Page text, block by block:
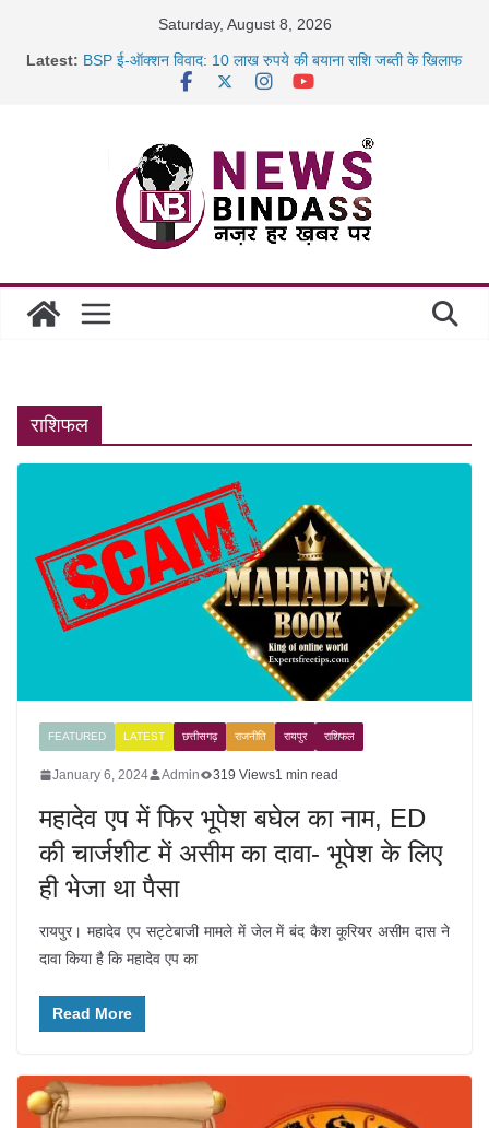
Saturday, August 8, 2026
Latest: BSP ई-ऑक्शन विवाद: 10 लाख रुपये की बयाना राशि जब्ती के खिलाफ
साइबर ठगी पर दुर्ग पुलिस का बड़ा एक्शन: 13 म्यूल बैंक खाताधारक
गिरफ्तार
राशिफल
FEATURED LATEST छत्तीसगढ़ राजनीति रायपुर राशिफल
January 6, 2024 Admin 319 Views1 min read
महादेव एप में फिर भूपेश बघेल का नाम, ED
की चार्जशीट में असीम का दावा- भूपेश के लिए
ही भेजा था पैसा
रायपुर। महादेव एप सट्टेबाजी मामले में जेल में बंद कैश कूरियर असीम दास ने
दावा किया है कि महादेव एप का
Read More